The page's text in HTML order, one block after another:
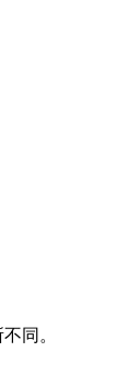
同。